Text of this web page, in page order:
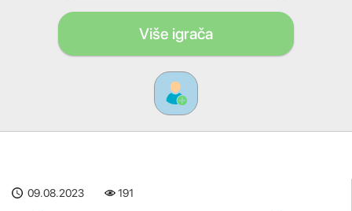
Više igrača
09.08.2023 191